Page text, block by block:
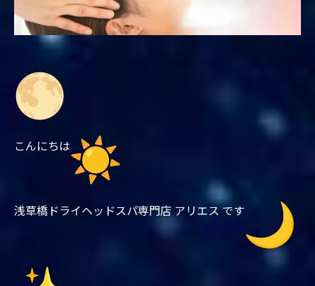
こんにちは
浅草橋ドライヘッドスパ専門店 アリエス です